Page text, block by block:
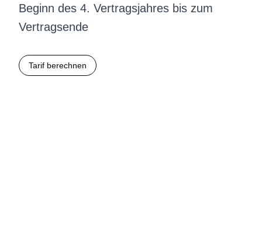
Beginn des 4. Vertragsjahres bis zum
Vertragsende
Tarif berechnen